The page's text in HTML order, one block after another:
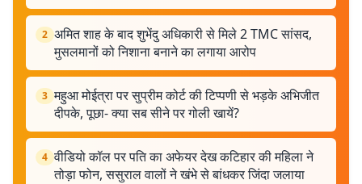
2 अमित शाह के बाद शुभेंदु अधिकारी से मिले 2 TMC सांसद,
मुसलमानों को निशाना बनाने का लगाया आरोप
3 महुआ मोईत्रा पर सुप्रीम कोर्ट की टिप्पणी से भड़के अभिजीत
दीपके, पूछा- क्या सब सीने पर गोली खायें?
4 वीडियो कॉल पर पति का अफेयर देख कटिहार की महिला ने
तोड़ा फोन, ससुराल वालों ने खंभे से बांधकर जिंदा जलाया